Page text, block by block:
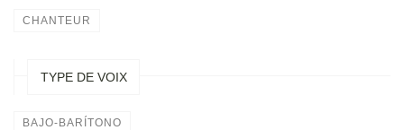
CHANTEUR
TYPE DE VOIX
BAJO-BARÍTONO